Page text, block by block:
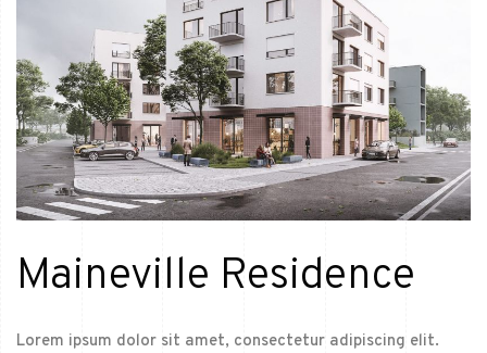
Maineville Residence
Lorem ipsum dolor sit amet, consectetur adipiscing elit.